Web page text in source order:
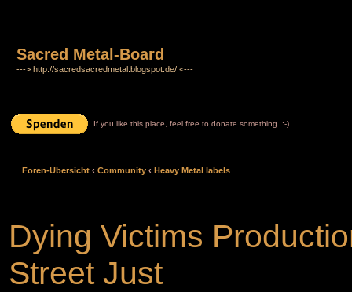
Sacred Metal-Board
---> http://sacredsacredmetal.blogspot.de/ <---
If you like this place, feel free to donate something. :-)
Foren-Übersicht ‹ Community ‹ Heavy Metal labels
Dying Victims
Street Just